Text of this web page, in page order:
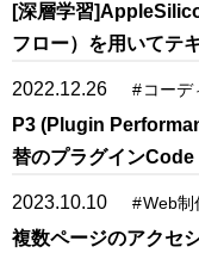
[深層学習
フロー）を用いてテ
2022.12.26 #コーデ
P3 (Plugin
替のプラグインCode
2023.10.10 #Web制
複数ページのアクセ